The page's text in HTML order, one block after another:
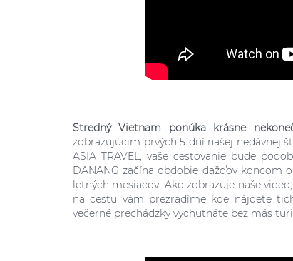
Stredný Vietnam ponúka krásne
zobrazujúcim prvých 5 dní našej nedávnej
ASIA TRAVEL, vaše cestovanie bude
DANANG začína obdobie dažďov koncom
letných mesiacov. Ako zobrazuje naše
na cestu vám prezradíme kde nájdete
večerné prechádzky vychutnáte bez más